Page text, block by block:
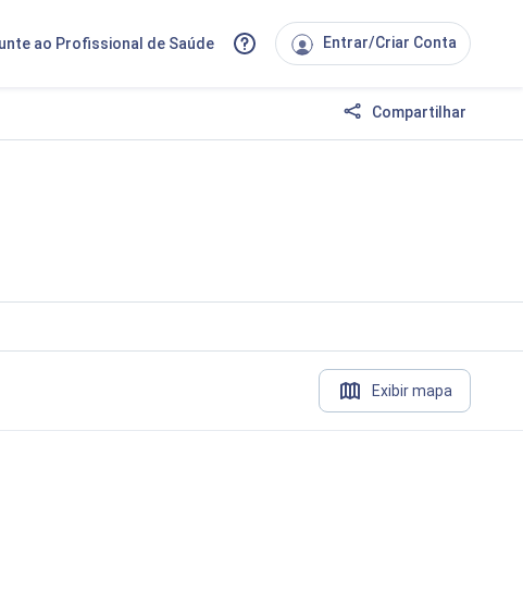
ao Profissional de Saúde Entrar/Criar Conta
Compartilhar
Exibir mapa